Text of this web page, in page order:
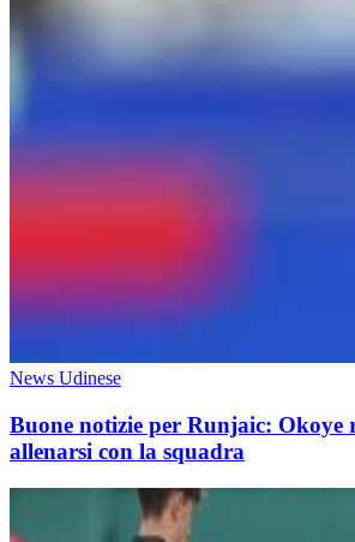
News Udinese
Buone notizie per Runjaic: Okoye
allenarsi con la squadra